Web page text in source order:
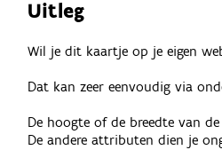
Uitleg
Wil je dit kaartje op je eigen
Dat kan zeer eenvoudig via
De hoogte of de breedte van
De andere attributen dien je